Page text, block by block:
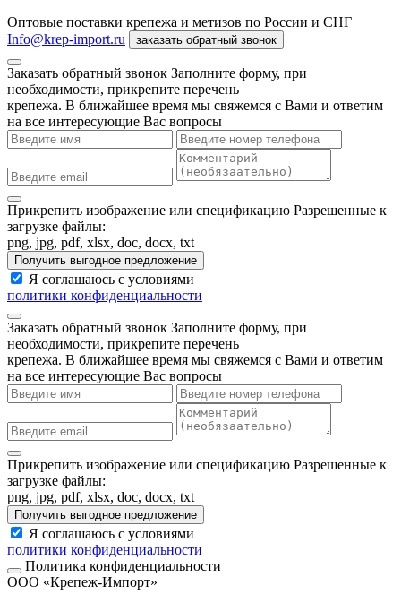
Оптовые поставки крепежа и метизов по России и СНГ
Info@krep-import.ru
заказать обратный звонок
Заказать обратный звонок Заполните форму, при
необходимости, прикрепите перечень
крепежа. В ближайшее время мы свяжемся с Вами и ответим
на все интересующие Вас вопросы
Прикрепить изображение или спецификацию Разрешенные к
загрузке файлы:
png, jpg, pdf, xlsx, doc, docx, txt
Получить выгодное предложение
Я соглашаюсь с условиями
политики конфиденциальности
Заказать обратный звонок Заполните форму, при
необходимости, прикрепите перечень
крепежа. В ближайшее время мы свяжемся с Вами и ответим
на все интересующие Вас вопросы
Прикрепить изображение или спецификацию Разрешенные к
загрузке файлы:
png, jpg, pdf, xlsx, doc, docx, txt
Получить выгодное предложение
Я соглашаюсь с условиями
политики конфиденциальности
Политика конфиденциальности
ООО «Крепеж-Импорт»